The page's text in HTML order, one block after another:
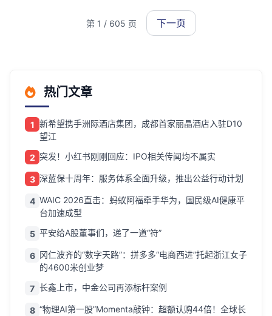
元。监管部门认定主观故意明
显，未采纳其“无主观故意”“患精
第 1 / 605 页 下一页
热门文章
1 新希望携手洲际酒店集团，成都首家丽晶酒店入驻D10
望江
2 突发！小红书刚刚回应：IPO相关传闻均不属实
3 深蓝保十周年：服务体系全面升级，推出公益行动计划
4 WAIC 2026直击：蚂蚁阿福牵手华为，国民级AI健康平
台加速成型
5 平安给A股董事们，递了一道“符”
6 冈仁波齐的“数字天路”：拼多多“电商西进”托起浙江女子
的4600米创业梦
7 长鑫上市，中金公司再添标杆案例
8 “物理AI第一股”Momenta敲钟：超额认购44倍！全球长